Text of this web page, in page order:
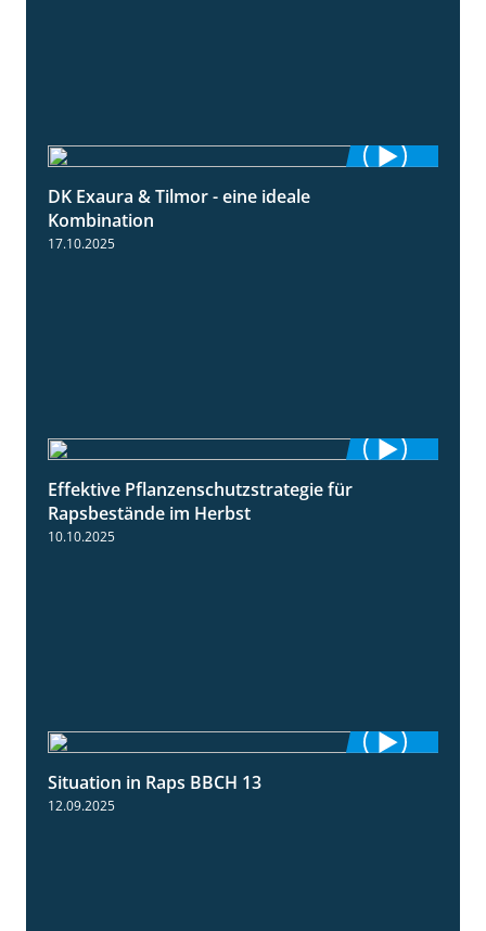
DK Exaura & Tilmor - eine ideale
Kombination
17.10.2025
Effektive Pflanzenschutzstrategie für
Rapsbestände im Herbst
10.10.2025
Situation in Raps BBCH 13
12.09.2025